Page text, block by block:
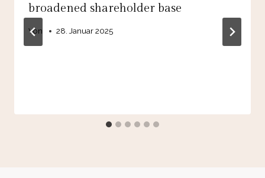
broadened shareholder base
Von 28. Januar 2025